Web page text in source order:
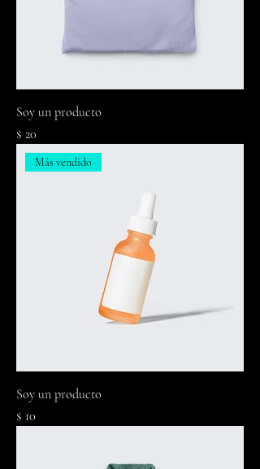
Soy un producto
Precio
$ 20
Más vendido
Soy un producto
Precio
$ 10